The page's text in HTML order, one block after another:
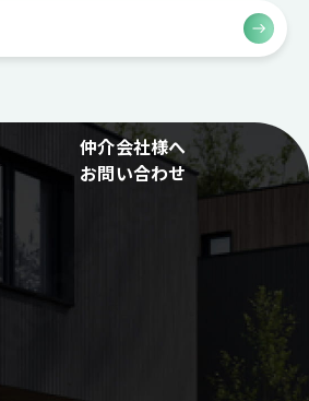
仲介会社様へ
お問い合わせ